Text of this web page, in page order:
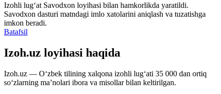
Izohli lugʻat Savodxon loyihasi bilan hamkorlikda yaratildi.
Savodxon dasturi matndagi imlo xatolarini aniqlash va tuzatishga
imkon beradi.
Batafsil
Izoh.uz loyihasi haqida
Izoh.uz — O‘zbek tilining xalqona izohli lug‘ati 35 000 dan ortiq
so‘zlarning ma’nolari ibora va misollar bilan keltirilgan.